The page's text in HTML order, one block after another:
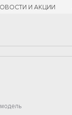
И АКЦИИ